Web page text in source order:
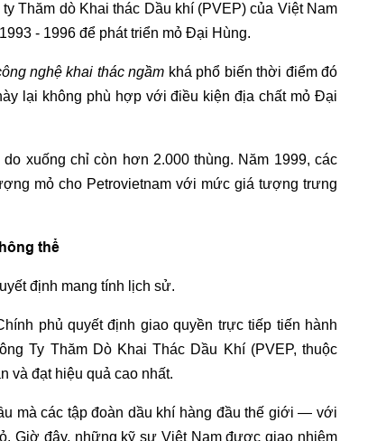
Thăm dò Khai thác Dầu khí (PVEP) của Việt Nam
- 1996 để phát triển mỏ Đại Hùng.
nghệ khai thác ngầm khá phổ biến thời điểm đó
lại không phù hợp với điều kiện địa chất mỏ Đại
xuống chỉ còn hơn 2.000 thùng. Năm 1999, các
mỏ cho Petrovietnam với mức giá tượng trưng
thể
định mang tính lịch sử.
phủ quyết định giao quyền trực tiếp tiến hành
Ty Thăm Dò Khai Thác Dầu Khí (PVEP, thuộc
và đạt hiệu quả cao nhất.
mà các tập đoàn dầu khí hàng đầu thế giới — với
Giờ đây, những kỹ sư Việt Nam được giao nhiệm